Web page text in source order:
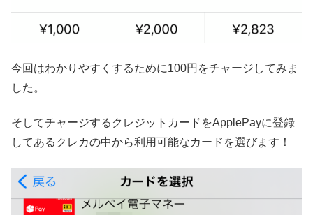
今回はわかりやすくするために100円をチャージしてみま
した。
そしてチャージするクレジットカードをApplePayに登録
してあるクレカの中から利用可能なカードを選びます！